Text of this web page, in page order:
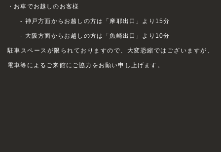
・お車でお越しのお客様
- 神戸方面からお越しの方は「摩耶出口」より15分
- 大阪方面からお越しの方は「魚崎出口」より10分
駐車スペースが限られておりますので、大変恐縮ではございますが、
電車等によるご来館にご協力をお願い申し上げます。